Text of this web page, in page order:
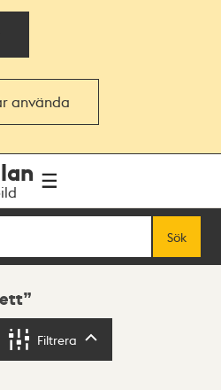
använda
Sök
Filtrera